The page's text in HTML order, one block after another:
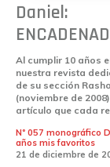
Daniel:
Al cumplir 10 años
nuestra revista
de su sección
(noviembre de
artículo que cada
Nº 057 monográfico
años mis favoritos
21 de diciembre de